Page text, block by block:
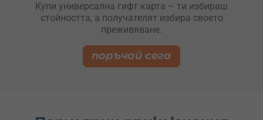
Купи универсална гифт карта – ти избираш
стойността, а получателят избира своето
преживяване.
поръчай сега